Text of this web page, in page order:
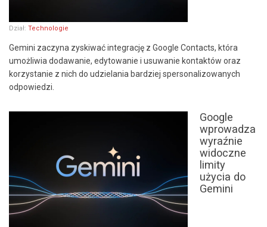
Dział: Technologie
Gemini zaczyna zyskiwać integrację z Google Contacts, która
umożliwia dodawanie, edytowanie i usuwanie kontaktów oraz
korzystanie z nich do udzielania bardziej spersonalizowanych
odpowiedzi.
Google
wprowadza
wyraźnie
widoczne
limity
użycia do
Gemini